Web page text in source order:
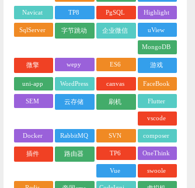
Navicat TP8 PgSQL Highlight
SqlServer 字节跳动 企业微信 uView
MongoDB
微擎 wepy ES6 游戏
uni-app WordPress canvas FaceBook
SEM 云存储 刷机 Flutter
vscode
Docker RabbitMQ SVN composer
插件 路由器 TP6 OneThink
Vue swoole